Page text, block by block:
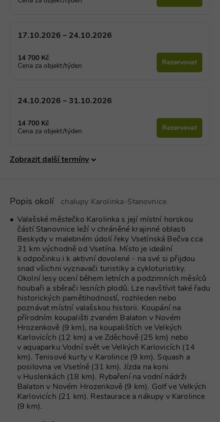
17.10.2026 – 24.10.2026
14 700 Kč
Cena za objekt/týden
Rezervovat
24.10.2026 – 31.10.2026
14 700 Kč
Cena za objekt/týden
Rezervovat
Zobrazit další termíny
Popis okolí chalupy Karolinka-Stanovnice
Valašské městečko Karolinka s její místní horskou
částí Stanovnice leží v chráněné krajinné oblasti
Beskydy v malebném údolí řeky Vsetínská Bečva cca
31 km východně od Vsetína. Místo je ideální
k odpočinku i k aktivní dovolené - na své si přijdou
snad všichni vyznavači turistiky a cykloturistiky.
Okolní lesy ocení během letních a podzimních měsíců
houbaři a sběrači lesních plodů. Lze navštívit také řadu
historických pamětihodností, rozhleden nebo
poznávat místní valašskou historii. Koupání na
přírodním koupališti zvaném Balaton v Novém
Hrozenkově (9 km), na koupalištích ve Velkých
Karlovicích (12 km) a ve Zděchově (25 km) nebo
v aquaparku Vodní svět ve Velkých Karlovicích (14
km). Tenisové kurty v Karolince (9 km). Squash a
posilovna ve Vsetíně (31 km). Jízda na koni
v Huslenkách (18 km). Rybaření na vodní nádrži
Balaton v Novém Hrozenkově (9 km). Golf ve Velkých
Karlovicích (21 km). Restaurace a nákupy v Karolince
(9 km).